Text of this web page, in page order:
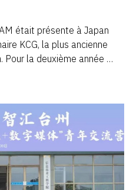
était présente à Japan
KCG, la plus ancienne
Pour la deuxième année
nouvelle occasion de faire
immersive, tout
fort entre Paris et